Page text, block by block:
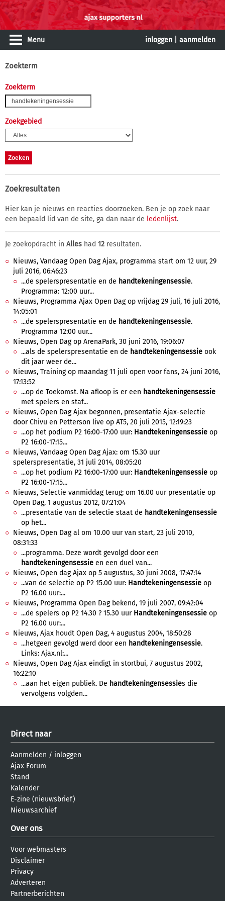
Menu inloggen aanmelden
Zoekterm
Zoekterm
Zoekgebied
Zoekresultaten
Hier kan je nieuws en reacties doorzoeken. Ben je op zoek naar
een bepaald lid van de site, ga dan naar de ledenlijst.
Je zoekopdracht in Alles had 12 resultaten.
Nieuws, Vandaag Open Dag Ajax, programma start om 12 uur, 29
juli 2016, 06:46:23
...de spelerspresentatie en de handtekeningensessie.
Programma: 12:00 uur...
Nieuws, Programma Ajax Open Dag op vrijdag 29 juli, 16 juli 2016,
14:05:01
...de spelerspresentatie en de handtekeningensessie.
Programma 12:00 uur...
Nieuws, Open Dag op ArenaPark, 30 juni 2016, 19:06:07
...als de spelerspresentatie en de handtekeningensessie ook
dit jaar weer de...
Nieuws, Training op maandag 11 juli open voor fans, 24 juni 2016,
17:13:52
...op de Toekomst. Na afloop is er een handtekeningensessie
met spelers en staf...
Nieuws, Open Dag Ajax begonnen, presentatie Ajax-selectie
door Chivu en Petterson live op AT5, 20 juli 2015, 12:19:23
...op het podium P2 16:00-17:00 uur: Handtekeningensessie op
P2 16:00-17:15...
Nieuws, Vandaag Open Dag Ajax: om 15.30 uur
spelerspresentatie, 31 juli 2014, 08:05:20
...op het podium P2 16:00-17:00 uur: Handtekeningensessie op
P2 16:00-17:15...
Nieuws, Selectie vanmiddag terug; om 16.00 uur presentatie op
Open Dag, 1 augustus 2012, 07:21:04
...presentatie van de selectie staat de handtekeningensessie
op het...
Nieuws, Open Dag al om 10.00 uur van start, 23 juli 2010,
08:31:33
...programma. Deze wordt gevolgd door een
handtekeningensessie en een duel van...
Nieuws, Open dag Ajax op 5 augustus, 30 juni 2008, 17:47:14
...van de selectie op P2 15.00 uur: Handtekeningensessie op
P2 16.00 uur:...
Nieuws, Programma Open Dag bekend, 19 juli 2007, 09:42:04
...de spelers op P2 14.30 ? 15.30 uur Handtekeningensessie op
P2 16.00 uur:...
Nieuws, Ajax houdt Open Dag, 4 augustus 2004, 18:50:28
...hetgeen gevolgd werd door een handtekeningensessie.
Links: Ajax.nl:...
Nieuws, Open Dag Ajax eindigt in stortbui, 7 augustus 2002,
16:22:10
...aan het eigen publiek. De handtekeningensessies die
vervolgens volgden...
Direct naar
Aanmelden / inloggen
Ajax Forum
Stand
Kalender
E-zine (nieuwsbrief)
Nieuwsarchief
Over ons
Voor webmasters
Disclaimer
Privacy
Adverteren
Partnerberichten